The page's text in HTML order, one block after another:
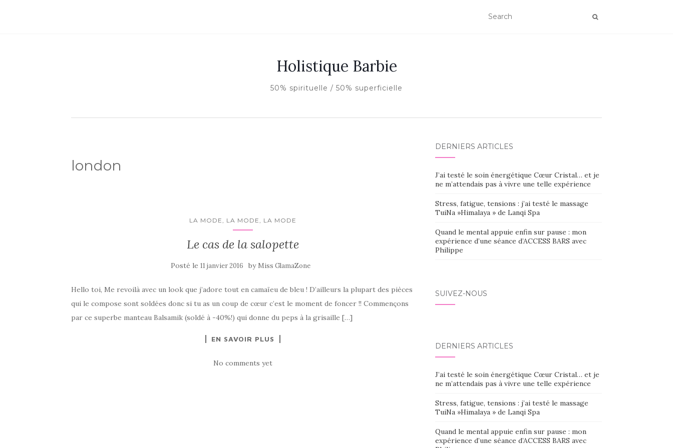
Holistique Barbie
50% spirituelle / 50% superficielle
london
LA MODE, LA MODE, LA MODE
Le cas de la salopette
Posté le 11 janvier 2016 by Miss GlamaZone
Hello toi, Me revoilà avec un look que j’adore tout en camaïeu de bleu ! D’ailleurs la plupart des pièces
qui le compose sont soldées donc si tu as un coup de cœur c’est le moment de foncer !! Commençons
par ce superbe manteau Balsamik (soldé à -40%!) qui donne du peps à la grisaille […]
EN SAVOIR PLUS
No comments yet
DERNIERS ARTICLES
J’ai testé le soin énergétique Cœur Cristal… et je
ne m’attendais pas à vivre une telle expérience
Stress, fatigue, tensions : j’ai testé le massage
TuiNa »Himalaya » de Lanqi Spa
Quand le mental appuie enfin sur pause : mon
expérience d’une séance d’ACCESS BARS avec
Philippe
SUIVEZ-NOUS
DERNIERS ARTICLES
J’ai testé le soin énergétique Cœur Cristal… et je
ne m’attendais pas à vivre une telle expérience
Stress, fatigue, tensions : j’ai testé le massage
TuiNa »Himalaya » de Lanqi Spa
Quand le mental appuie enfin sur pause : mon
expérience d’une séance d’ACCESS BARS avec